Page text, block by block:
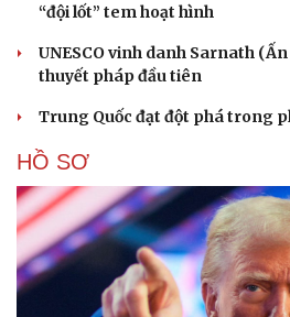
“đội lốt” tem hoạt hình
UNESCO vinh danh Sarnath
thuyết pháp đầu tiên
Trung Quốc đạt đột phá trong
HỒ SƠ